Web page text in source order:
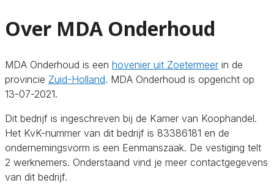
Over MDA Onderhoud
MDA Onderhoud is een hovenier uit Zoetermeer in de
provincie Zuid-Holland. MDA Onderhoud is opgericht op
13-07-2021.
Dit bedrijf is ingeschreven bij de Kamer van Koophandel.
Het KvK-nummer van dit bedrijf is 83386181 en de
ondernemingsvorm is een Eenmanszaak. De vestiging telt
2 werknemers. Onderstaand vind je meer contactgegevens
van dit bedrijf.